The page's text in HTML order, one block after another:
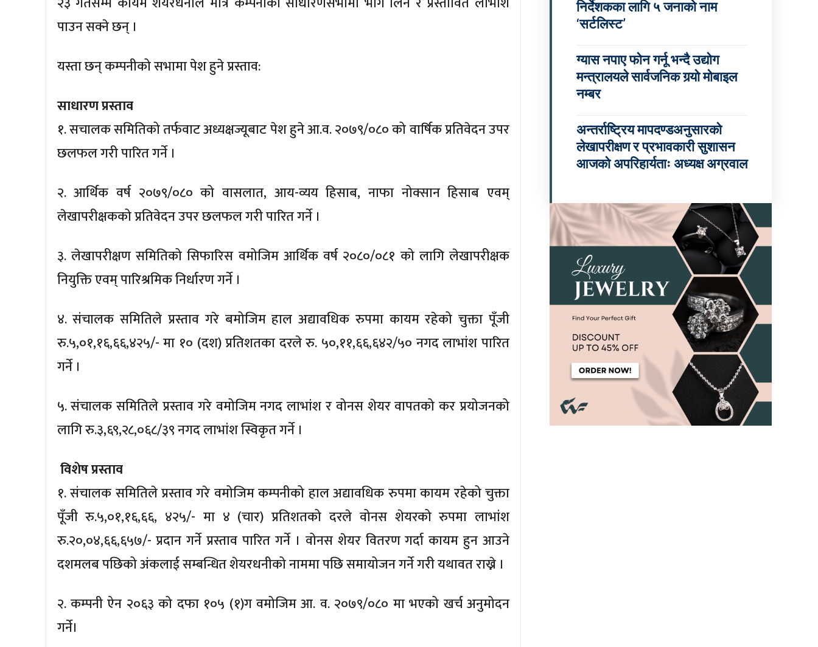
पाउन सक्ने छन् ।
यस्ता छन् कम्पनीको सभामा पेश हुने प्रस्ताव:
साधारण प्रस्ताव
१. सचालक समितिको तर्फवाट अध्यक्षज्यूबाट पेश हुने आ.व. २०७९/०८० को वार्षिक प्रतिवेदन उपर
छलफल गरी पारित गर्ने ।
२. आर्थिक वर्ष २०७९/०८० को वासलात, आय-व्यय हिसाब, नाफा नोक्सान हिसाब एवम्
लेखापरीक्षकको प्रतिवेदन उपर छलफल गरी पारित गर्ने ।
३. लेखापरीक्षण समितिको सिफारिस वमोजिम आर्थिक वर्ष २०८०/०८१ को लागि लेखापरीक्षक
नियुक्ति एवम् पारिश्रमिक निर्धारण गर्ने ।
४. संचालक समितिले प्रस्ताव गरे बमोजिम हाल अद्यावधिक रुपमा कायम रहेको चुक्ता पूँजी
रु.५,०१,१६,६६,४२५/- मा १० (दश) प्रतिशतका दरले रु. ५०,११,६६,६४२/५० नगद लाभांश पारित
गर्ने ।
५. संचालक समितिले प्रस्ताव गरे वमोजिम नगद लाभांश र वोनस शेयर वापतको कर प्रयोजनको
लागि रु.३,६९,२८,०६८/३९ नगद लाभांश स्विकृत गर्ने ।
विशेष प्रस्ताव
१. संचालक समितिले प्रस्ताव गरे वमोजिम कम्पनीको हाल अद्यावधिक रुपमा कायम रहेको चुक्ता
पूँजी रु.५,०१,१६,६६, ४२५/- मा ४ (चार) प्रतिशतको दरले वोनस शेयरको रुपमा लाभांश
रु.२०,०४,६६,६५७/- प्रदान गर्ने प्रस्ताव पारित गर्ने । वोनस शेयर वितरण गर्दा कायम हुन आउने
दशमलब पछिको अंकलाई सम्बन्धित शेयरधनीको नाममा पछि समायोजन गर्ने गरी यथावत राख्ने ।
२. कम्पनी ऐन २०६३ को दफा १०५ (१)ग वमोजिम आ. व. २०७९/०८० मा भएको खर्च अनुमोदन
गर्ने।
निर्देशकका लागि ५ जनाको नाम
‘सर्टलिस्ट’
ग्यास नपाए फोन गर्नू भन्दै उद्योग
मन्त्रालयले सार्वजनिक गर्‍यो मोबाइल
नम्बर
अन्तर्राष्ट्रिय मापदण्डअनुसारको
लेखापरीक्षण र प्रभावकारी सुशासन
आजको अपरिहार्यताः अध्यक्ष अग्रवाल